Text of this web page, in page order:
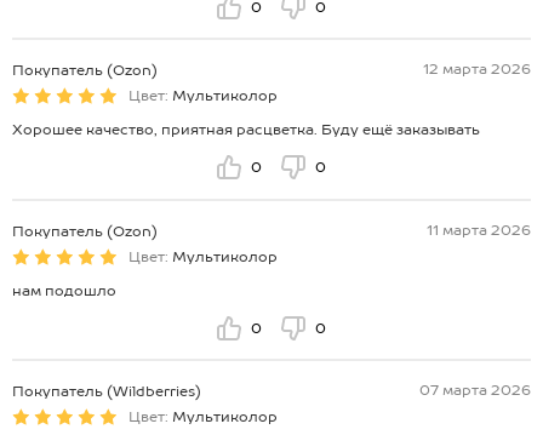
0 0
Покупатель (Ozon)
12 марта 2026
Цвет: Мультиколор
Хорошее качество, приятная расцветка. Буду ещё заказывать
0 0
Покупатель (Ozon)
11 марта 2026
Цвет: Мультиколор
нам подошло
0 0
Покупатель (Wildberries)
07 марта 2026
Цвет: Мультиколор